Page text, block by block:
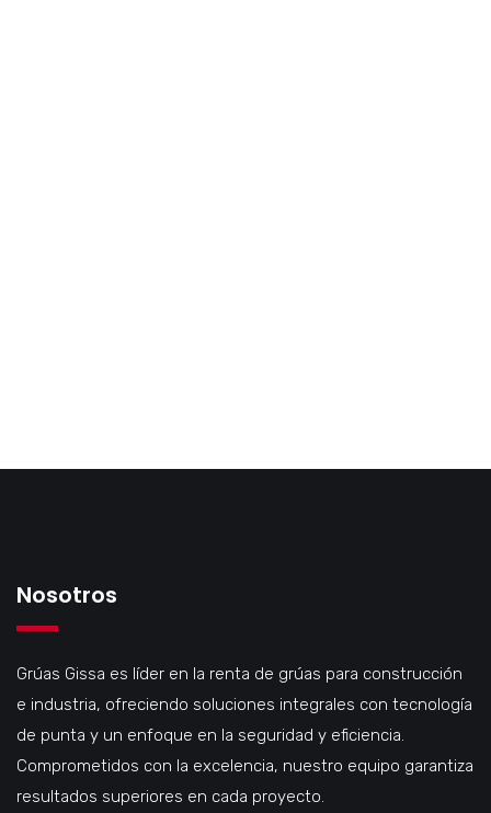
Nosotros
Grúas Gissa es líder en la renta de grúas para construcción
e industria, ofreciendo soluciones integrales con tecnología
de punta y un enfoque en la seguridad y eficiencia.
Comprometidos con la excelencia, nuestro equipo garantiza
resultados superiores en cada proyecto.